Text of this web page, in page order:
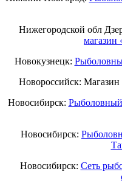
Нижегородской обл
магазин
Новокузнецк:
Новороссийск: Магазин
Новосибирск:
Новосибирск:
Новосибирск: Сеть